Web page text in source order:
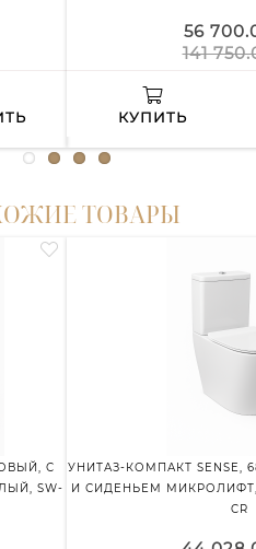
56
141
КУПИТЬ
ТОВАРЫ
С
SW-
УНИТАЗ-КОМПАКТ SENSE,
И СИДЕНЬЕМ МИКРОЛИФТ,
CR